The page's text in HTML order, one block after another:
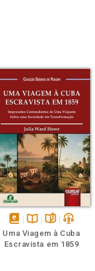
disponível
em
Disponível
na
páginaspodcast
Uma Viagem à Cuba
Escravista em 1859